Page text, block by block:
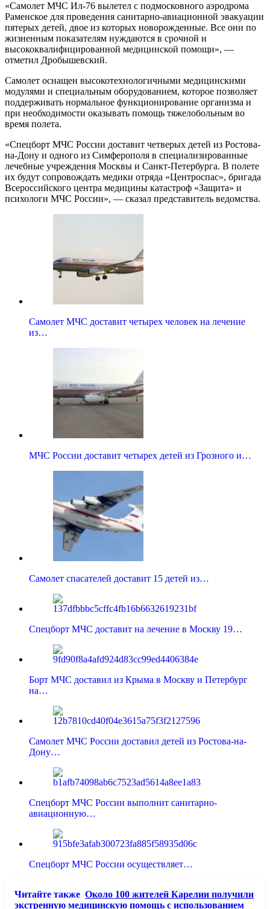
«Самолет МЧС Ил-76 вылетел с подмосковного аэродрома
Раменское для проведения санитарно-авиационной эвакуации
пятерых детей, двое из которых новорожденные. Все они по
жизненным показателям нуждаются в срочной и
высококвалифицированной медицинской помощи», —
отметил Дробышевский.
Самолет оснащен высокотехнологичными медицинскими
модулями и специальным оборудованием, которое позволяет
поддерживать нормальное функционирование организма и
при необходимости оказывать помощь тяжелобольным во
время полета.
«Спецборт МЧС России доставит четверых детей из Ростова-
на-Дону и одного из Симферополя в специализированные
лечебные учреждения Москвы и Санкт-Петербурга. В полете
их будут сопровождать медики отряда «Центроспас», бригада
Всероссийского центра медицины катастроф «Защита» и
психологи МЧС России», — сказал представитель ведомства.
Самолет МЧС доставит четырех человек на лечение
из…
МЧС России доставит четырех детей из Грозного и…
Самолет спасателей доставит 15 детей из…
Спецборт МЧС доставит на лечение в Москву 19…
Борт МЧС доставил из Крыма в Москву и Петербург
на…
Самолет МЧС России доставил детей из Ростова-на-
Дону…
Спецборт МЧС России выполнит санитарно-
авиационную…
Спецборт МЧС России осуществляет…
Читайте также Около 100 жителей Карелии получили
экстренную медицинскую помощь с использованием